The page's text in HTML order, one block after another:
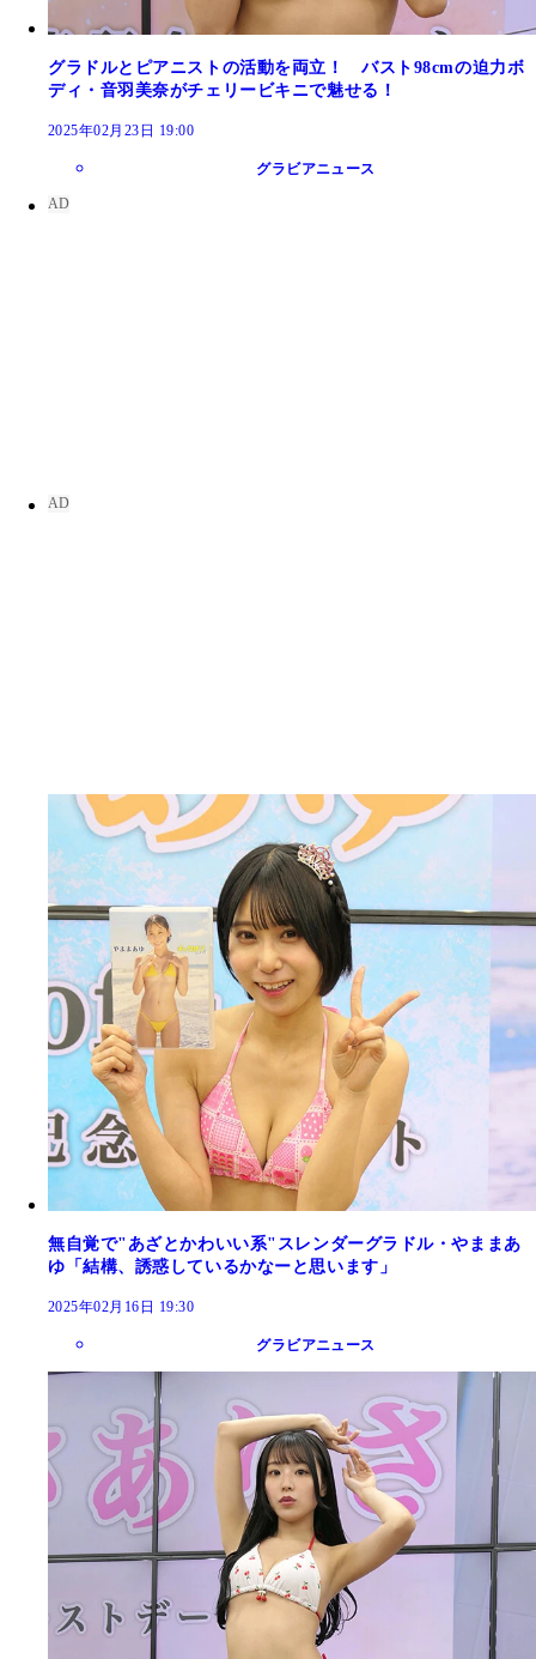
グラドルとピアニストの活動を両立！ バスト98cmの迫力ボ
ディ・音羽美奈がチェリービキニで魅せる！
2025年02月23日 19:00
グラビアニュース
無自覚で"あざとかわいい系"スレンダーグラドル・やままあ
ゆ「結構、誘惑しているかなーと思います」
2025年02月16日 19:30
グラビアニュース